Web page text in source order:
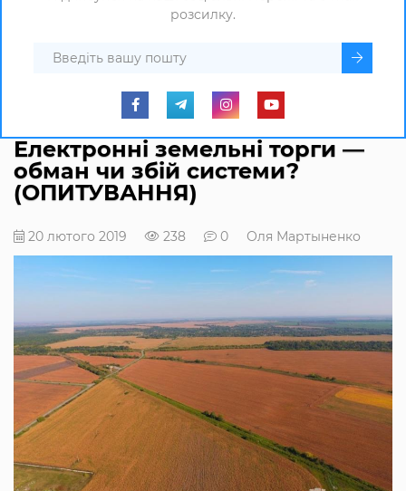
розсилку.
Електронні земельні торги ―
обман чи збій системи?
(ОПИТУВАННЯ)
20 лютого 2019 238 0 Оля Мартыненко